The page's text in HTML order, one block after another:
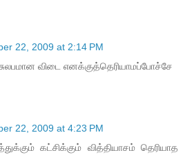
22, 2009 at 2:14 PM
விடை எனக்குத்தெரியாமப்போச்சே
22, 2009 at 4:23 PM
கட்சிக்கும் வித்தியாசம் தெரியாத